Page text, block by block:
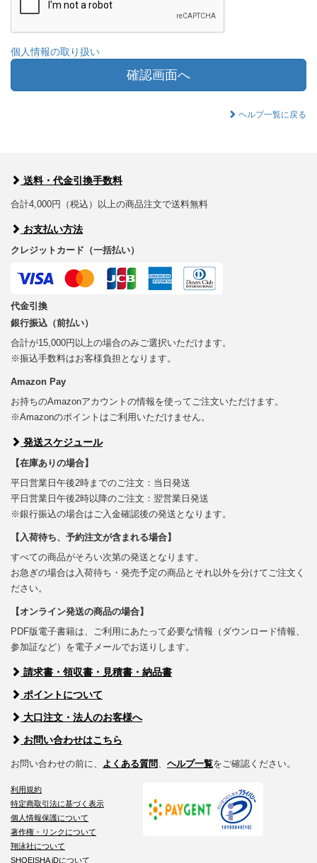
個人情報の取り扱い
確認画面へ
ヘルプ一覧に戻る
送料・代金引換手数料
合計4,000円（税込）以上の商品注文で送料無料
お支払い方法
クレジットカード（一括払い）
代金引換
銀行振込（前払い）
合計が15,000円以上の場合のみご選択いただけます。
※振込手数料はお客様負担となります。
Amazon Pay
お持ちのAmazonアカウントの情報を使ってご注文いただけます。
※Amazonのポイントはご利用いただけません。
発送スケジュール
【在庫ありの場合】
平日営業日午後2時までのご注文：当日発送
平日営業日午後2時以降のご注文：翌営業日発送
※銀行振込の場合はご入金確認後の発送となります。
【入荷待ち、予約注文が含まれる場合】
すべての商品がそろい次第の発送となります。
お急ぎの場合は入荷待ち・発売予定の商品とそれ以外を分けてご注文く
ださい。
【オンライン発送の商品の場合】
PDF版電子書籍は、ご利用にあたって必要な情報（ダウンロード情報、
参加証など）を電子メールでお送りします。
請求書・領収書・見積書・納品書
ポイントについて
大口注文・法人のお客様へ
お問い合わせはこちら
お問い合わせの前に、 よくある質問 ヘルプ一覧をご確認ください。
利用規約
特定商取引法に基づく表示
個人情報保護について
著作権・リンクについて
翔泳社について
SHOEISHA iDについて